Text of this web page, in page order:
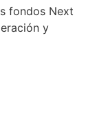
fondos Next
y